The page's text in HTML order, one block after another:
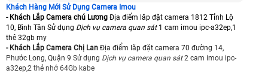
Khách Hàng Mới Sử Dụng Camera Imou
- Khách Lắp Camera chú Lương Địa điểm lăp đặt camera 1812 Tỉnh Lộ
10, Bình Tân Sử dụng Dịch vụ camera quan sát 1 cam imou ipc-a32ep,1
thê 32gb my
- Khách Lắp Camera Chị Lan Địa điểm lăp đặt camera 70 đường 14,
Phước Long, Quận 9 Sử dụng Dịch vụ camera quan sát2 cam imou ipc-
a32ep,2 thẻ nhớ 64Gb kabe